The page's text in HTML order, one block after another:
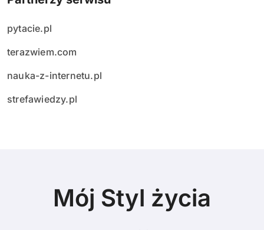
pytacie.pl
terazwiem.com
nauka-z-internetu.pl
strefawiedzy.pl
Mój Styl życia